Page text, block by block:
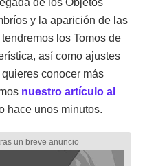
de los Objetos
y la aparición de las
los Tomos de
así como ajustes
conocer más
nuestro artículo al
hace unos minutos.